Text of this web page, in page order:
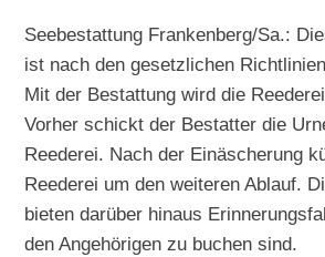
Seebestattung Frankenberg/Sa.:
ist nach den gesetzlichen
Mit der Bestattung wird die
Vorher schickt der Bestatter die
Reederei. Nach der Einäscherung
Reederei um den weiteren Ablauf.
bieten darüber hinaus
den Angehörigen zu buchen sind.